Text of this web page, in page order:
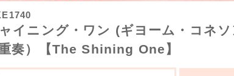
イニング・ワン (ギヨーム・コネソ
奏）【The Shining One】